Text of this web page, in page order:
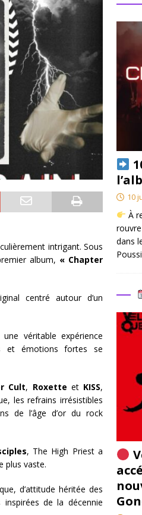
intrigant. Sous
album, « Chapter
centré autour d’un
véritable expérience
et émotions fortes se
Cult, Roxette et KISS,
les refrains irrésistibles
de l’âge d’or du rock
, The High Priest a
plus vaste.
d’attitude héritée des
de la décennie
10
À
dans